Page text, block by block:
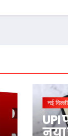
नई
UPI
नया